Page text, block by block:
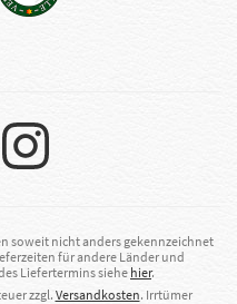
soweit nicht anders gekennzeichnet
für andere Länder und
Liefertermins siehe hier.
zzgl.Versandkosten. Irrtümer